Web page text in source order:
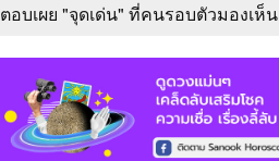
ตอบเผย "จุดเด่น" ที่คนรอบตัวมองเห็น